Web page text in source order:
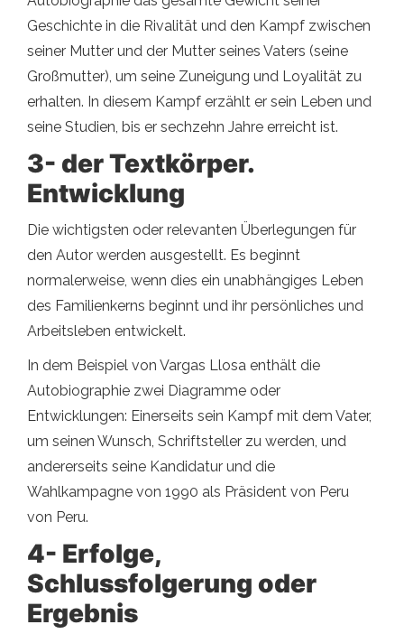
Geschichte in die Rivalität und den Kampf zwischen
seiner Mutter und der Mutter seines Vaters (seine
Großmutter), um seine Zuneigung und Loyalität zu
erhalten. In diesem Kampf erzählt er sein Leben und
seine Studien, bis er sechzehn Jahre erreicht ist.
3- der Textkörper.
Entwicklung
Die wichtigsten oder relevanten Überlegungen für
den Autor werden ausgestellt. Es beginnt
normalerweise, wenn dies ein unabhängiges Leben
des Familienkerns beginnt und ihr persönliches und
Arbeitsleben entwickelt.
In dem Beispiel von Vargas Llosa enthält die
Autobiographie zwei Diagramme oder
Entwicklungen: Einerseits sein Kampf mit dem Vater,
um seinen Wunsch, Schriftsteller zu werden, und
andererseits seine Kandidatur und die
Wahlkampagne von 1990 als Präsident von Peru
von Peru.
4- Erfolge,
Schlussfolgerung oder
Ergebnis